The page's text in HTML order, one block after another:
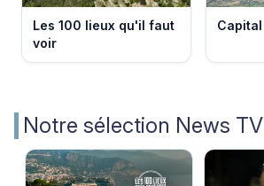
Les 100 lieux qu'il faut
voir
Capital
Notre sélection News TV